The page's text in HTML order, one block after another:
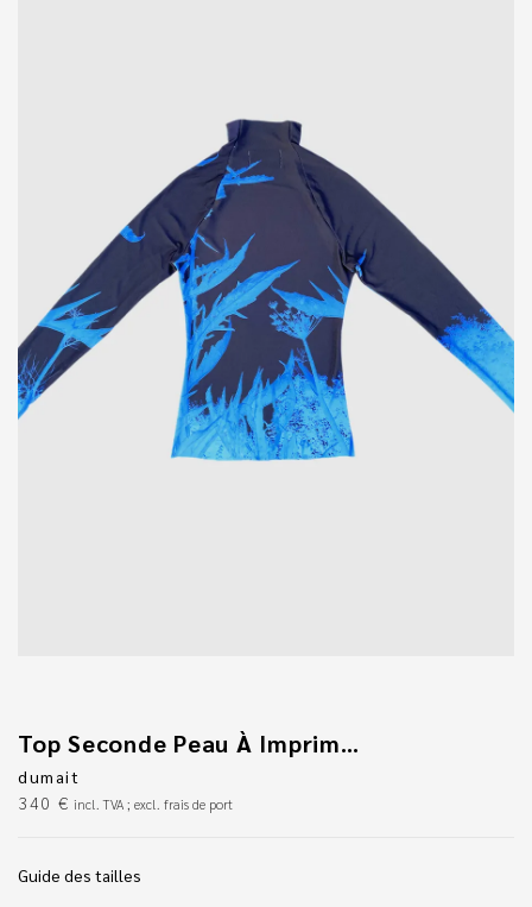
Top Seconde Peau À Imprimé Végétal Bleu Électrique Et Noir
dumait
340 € incl. TVA ; excl. frais de port
Guide des tailles